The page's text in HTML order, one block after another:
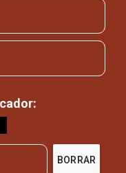
BORRAR